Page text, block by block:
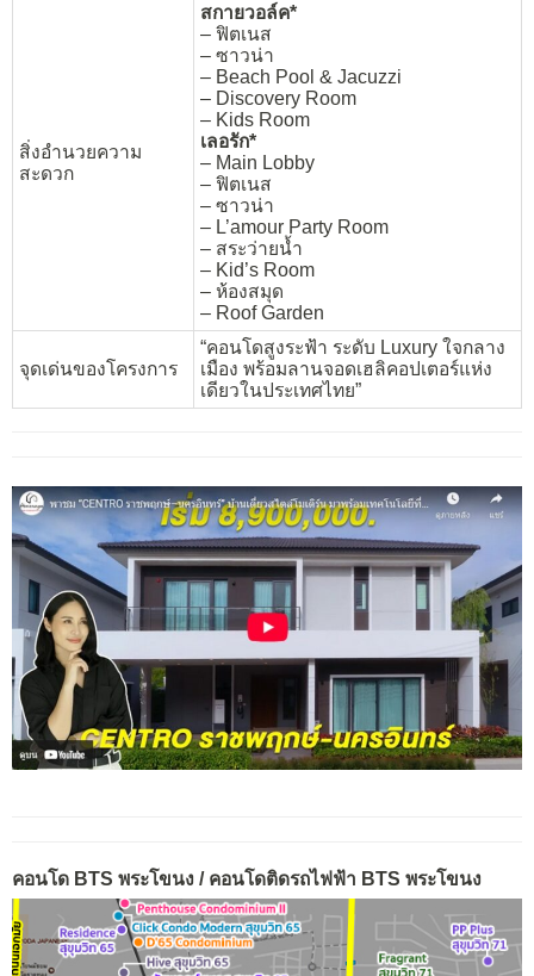
สิ่งอำนวยความ
สะดวก
สกายวอล์ค*
– ฟิตเนส
– ซาวน่า
– Beach Pool & Jacuzzi
– Discovery Room
– Kids Room
เลอรัก*
– Main Lobby
– ฟิตเนส
– ซาวน่า
– L’amour Party Room
– สระว่ายน้ำ
– Kid’s Room
– ห้องสมุด
– Roof Garden
จุดเด่นของโครงการ
“คอนโดสูงระฟ้า ระดับ Luxury ใจกลาง
เมือง พร้อมลานจอดเฮลิคอปเตอร์แห่ง
เดียวในประเทศไทย”
คอนโด BTS พระโขนง / คอนโดติดรถไฟฟ้า BTS พระโขนง